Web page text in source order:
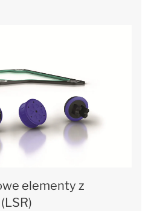
elementy z